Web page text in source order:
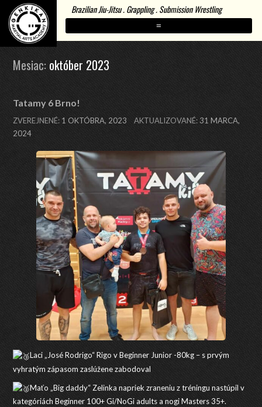
Brazilian Jiu-Jitsu . Grappling . Submission Wrestling
=
Mesiac: október 2023
Tatamy 6 Brno!
ZVEREJNENÉ: 1 OKTÓBRA, 2023 AKTUALIZOVANÉ:31 MARCA,
2024
Laci „José Rodrigo“ Rigo v Beginner Junior -80kg – s prvým
vyhratým zápasom zaslúžene zabodoval
Maťo „Big daddy“ Zelinka napriek zraneniu z tréningu nastúpil v
kategóriách Beginner 100+ Gi/NoGi adults a nogi Masters 35+.